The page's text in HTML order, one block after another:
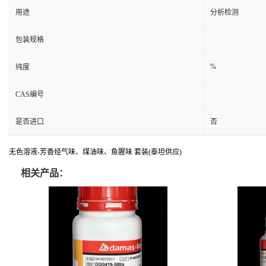
用途 分析检测
包装规格
纯度 %
CAS编号
是否进口 否
无色溶液-芳香烃气味、煤油味、鱼腥味 套装(泰坦供应)
相关产品：